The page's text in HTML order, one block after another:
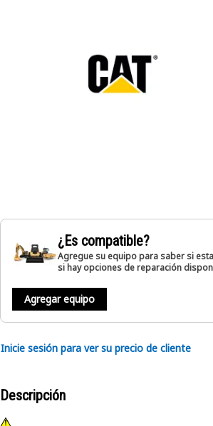
¿Es compatible?
Agregue su equipo para saber si
si hay opciones de reparación
Agregar equipo
Inicie sesión para ver su precio de cliente
Descripción